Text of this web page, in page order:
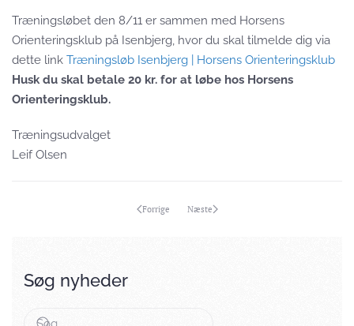
Træningsløbet den 8/11 er sammen med Horsens
Orienteringsklub på Isenbjerg, hvor du skal tilmelde dig via
dette link Træningsløb Isenbjerg | Horsens Orienteringsklub
Husk du skal betale 20 kr. for at løbe hos Horsens
Orienteringsklub.
Træningsudvalget
Leif Olsen
Forrige Næste
Søg nyheder